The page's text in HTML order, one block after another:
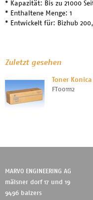
* Kapazität: Bis zu 21000
* Enthaltene Menge: 1
* Entwickelt für: Bizhub
Zuletzt gesehen
Toner
FT001112
MARVO ENGINEERING AG
mälsner dorf 17 und 19
9496 balzers